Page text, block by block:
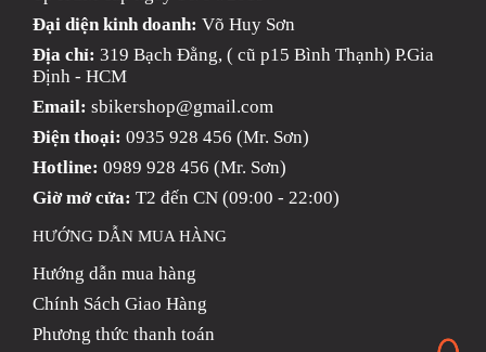
Đại diện kinh doanh: Võ Huy Sơn
Địa chỉ: 319 Bạch Đằng, ( cũ p15 Bình Thạnh) P.Gia
Định - HCM
Email: sbikershop@gmail.com
Điện thoại: 0935 928 456 (Mr. Sơn)
Hotline: 0989 928 456 (Mr. Sơn)
Giờ mở cửa: T2 đến CN (09:00 - 22:00)
HƯỚNG DẪN MUA HÀNG
Hướng dẫn mua hàng
Chính Sách Giao Hàng
Phương thức thanh toán